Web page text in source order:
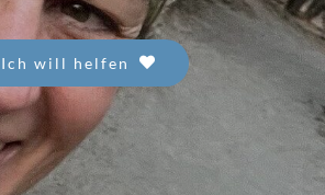
Ich will helfen